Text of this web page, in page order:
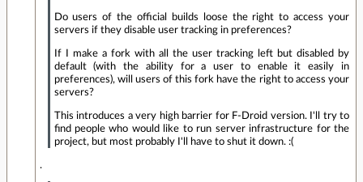
Do users of the official builds loose the right to access your
servers if they disable user tracking in preferences?
If I make a fork with all the user tracking left but disabled by
default (with the ability for a user to enable it easily in
preferences), will users of this fork have the right to access your
servers?
This introduces a very high barrier for F-Droid version. I'll try to
find people who would like to run server infrastructure for the
project, but most probably I'll have to shut it down. :(
.